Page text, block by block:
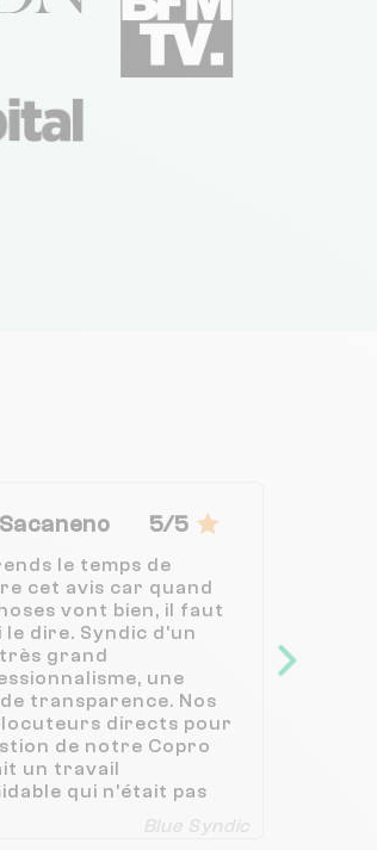
5/5
le temps de
cet avis car quand
vont bien, il faut
le dire. Syndic d'un
grand
une
transparence. Nos
directs pour
de notre Copro
un travail
qui n'était pas
pédagogue est
Blue Syndic